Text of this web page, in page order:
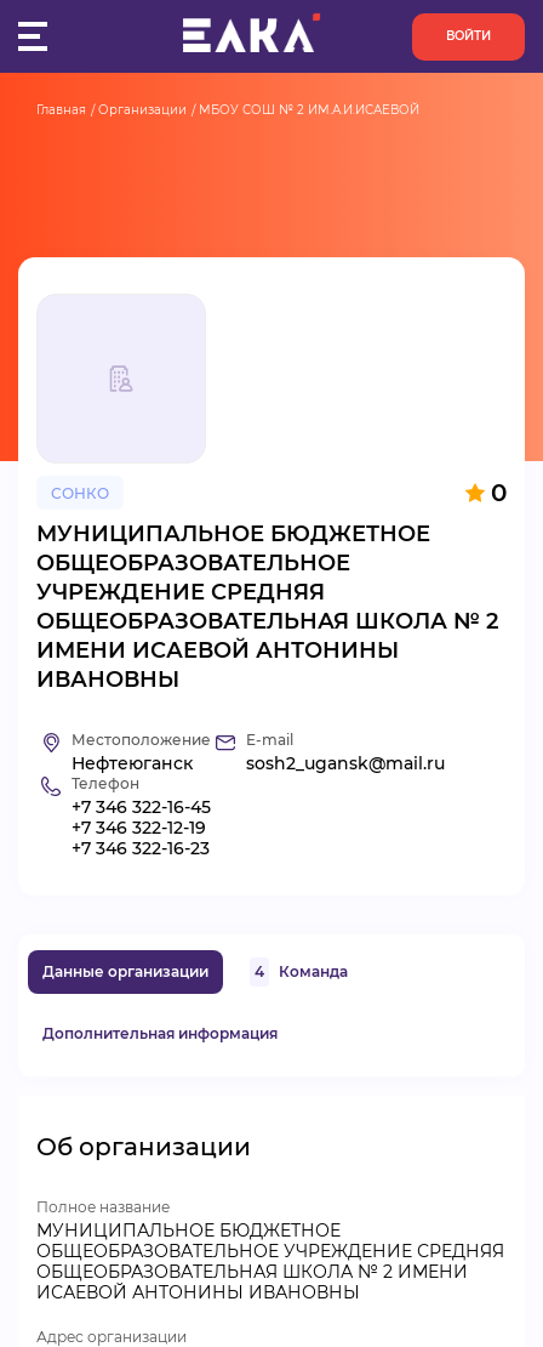
ВОЙТИ
ОРГАНИЗАЦИИ
ПРОЕКТЫ
ВИДЕОКУРСЫ
Главная Организации МБОУ СОШ № 2 ИМ.А.И.ИСАЕВОЙ
СОНКО 0
МУНИЦИПАЛЬНОЕ БЮДЖЕТНОЕ
ОБЩЕОБРАЗОВАТЕЛЬНОЕ
УЧРЕЖДЕНИЕ СРЕДНЯЯ
ОБЩЕОБРАЗОВАТЕЛЬНАЯ ШКОЛА № 2
ИМЕНИ ИСАЕВОЙ АНТОНИНЫ
ИВАНОВНЫ
Местоположение
Нефтеюганск
E-mail
sosh2_ugansk@mail.ru
Телефон
+7 346 322-16-45
+7 346 322-12-19
+7 346 322-16-23
Данные организации 4 Команда
Дополнительная информация
Об организации
Полное название
МУНИЦИПАЛЬНОЕ БЮДЖЕТНОЕ
ОБЩЕОБРАЗОВАТЕЛЬНОЕ УЧРЕЖДЕНИЕ СРЕДНЯЯ
ОБЩЕОБРАЗОВАТЕЛЬНАЯ ШКОЛА № 2 ИМЕНИ
ИСАЕВОЙ АНТОНИНЫ ИВАНОВНЫ
Адрес организации